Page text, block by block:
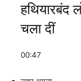
हथियारबंद
चला दीं
00:47